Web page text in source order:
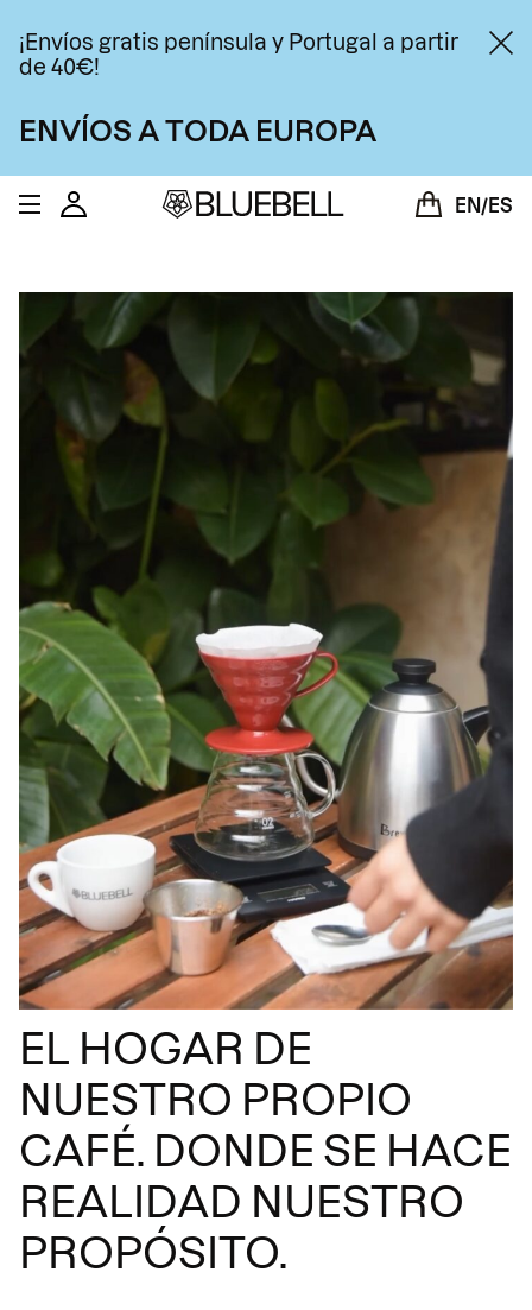
¡Envíos gratis península y Portugal a partir
de 40€!
ENVÍOS A TODA EUROPA
Bluebell Coffee Co
Cuenta Carrito
EN ES
Espacio
EL HOGAR DE
NUESTRO PROPIO
CAFÉ. DONDE SE HACE
REALIDAD NUESTRO
PROPÓSITO.